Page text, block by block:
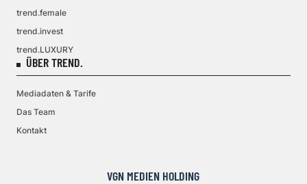
trend.female
trend.invest
trend.LUXURY
ÜBER TREND.
Mediadaten & Tarife
Das Team
Kontakt
VGN MEDIEN HOLDING